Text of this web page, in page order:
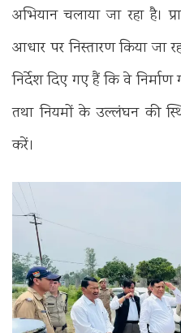
अभियान चलाया जा रहा है।
आधार पर निस्तारण किया जा
निर्देश दिए गए हैं कि वे निर्माण
तथा नियमों के उल्लंघन की
करें।